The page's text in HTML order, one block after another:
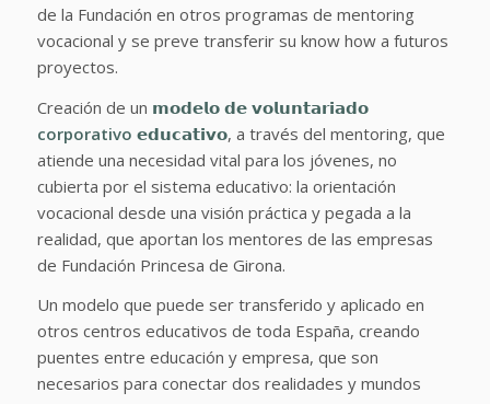
de la Fundación en otros programas de mentoring
vocacional y se preve transferir su know how a futuros
proyectos.
Creación de un 𝗺𝗼𝗱𝗲𝗹𝗼 𝗱𝗲 𝘃𝗼𝗹𝘂𝗻𝘁𝗮𝗿𝗶𝗮𝗱𝗼
corporativo 𝗲𝗱𝘂𝗰𝗮𝘁𝗶𝘃𝗼, a través del mentoring, que
atiende una necesidad vital para los jóvenes, no
cubierta por el sistema educativo: la orientación
vocacional desde una visión práctica y pegada a la
realidad, que aportan los mentores de las empresas
de Fundación Princesa de Girona.
Un modelo que puede ser transferido y aplicado en
otros centros educativos de toda España, creando
puentes entre educación y empresa, que son
necesarios para conectar dos realidades y mundos